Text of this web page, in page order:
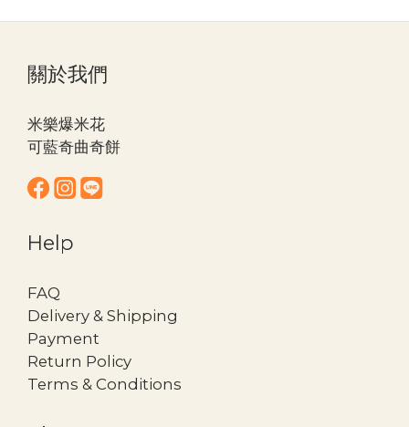
關於我們
米樂爆米花
可藍奇曲奇餅
Help
FAQ
Delivery & Shipping
Payment
Return Policy
Terms & Conditions